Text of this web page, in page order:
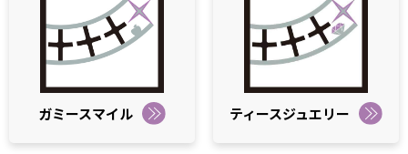
ガミースマイル ティースジュエリー